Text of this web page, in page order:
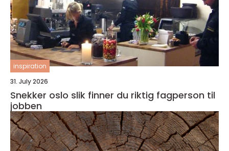
inspiration
31. July 2026
Snekker oslo slik finner du riktig fagperson til
jobben